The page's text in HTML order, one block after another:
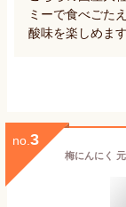
ミーで食べごた
酸味を楽しめま
no. 3